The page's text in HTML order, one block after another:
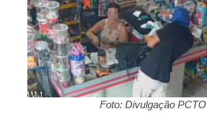
Foto: Divulgação PCTO